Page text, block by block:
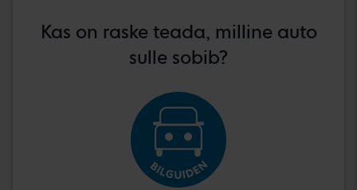
Kas on raske teada, milline auto
sulle sobib?